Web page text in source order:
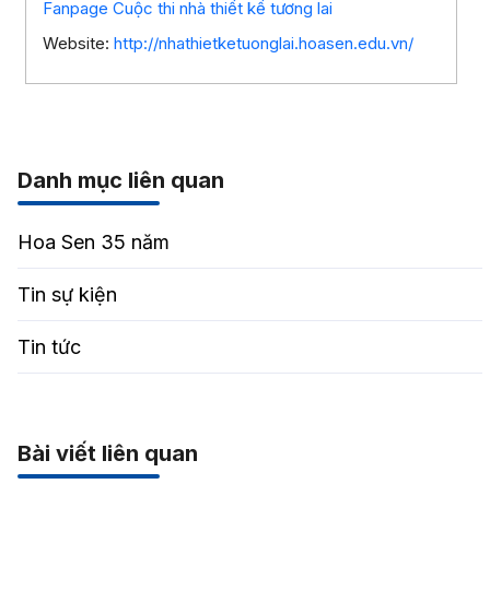
Fanpage Cuộc thi nhà thiết kế tương lai
Website: http://nhathietketuonglai.hoasen.edu.vn/
Danh mục liên quan
Hoa Sen 35 năm
Tin sự kiện
Tin tức
Bài viết liên quan